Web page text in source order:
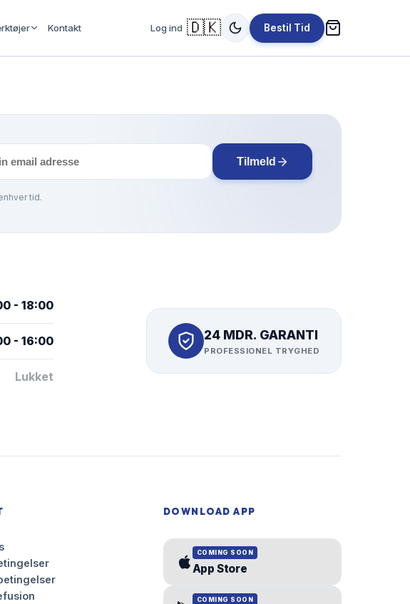
Kontakt Log ind 🇩🇰 Bestil Tid
Tilmeld
tid.
- 18:00
- 16:00
Lukket
24 MDR. GARANTI
PROFESSIONEL TRYGHED
DOWNLOAD APP
COMING SOON
App Store
COMING SOON